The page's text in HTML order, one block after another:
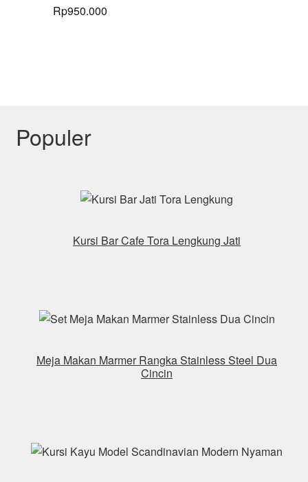
Rp950.000
Populer
Kursi Bar Cafe Tora Lengkung Jati
Meja Makan Marmer Rangka Stainless Steel Dua
Cincin